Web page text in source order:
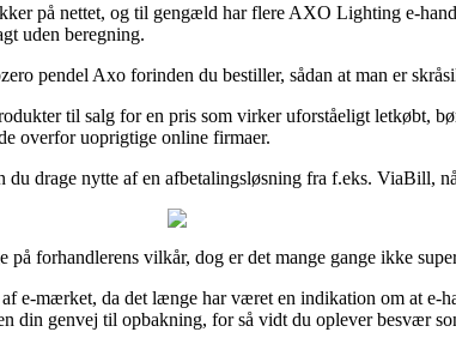
på nettet, og til gengæld har flere AXO Lighting e-
uden beregning.
pendel Axo forinden du bestiller, sådan at man er
til salg for en pris som virker uforståeligt letkøbt,
overfor uoprigtige online firmaer.
drage nytte af en afbetalingsløsning fra f.eks. ViaBill,
forhandlerens vilkår, dog er det mange gange ikke
e-mærket, da det længe har været en indikation om at e-
din genvej til opbakning, for så vidt du oplever besvær